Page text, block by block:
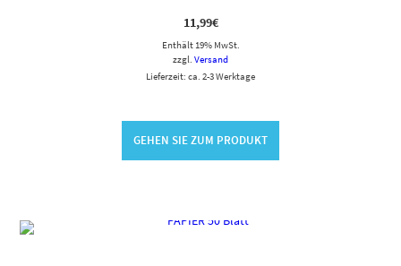
11,99€
Enthält 19% MwSt.
zzgl. Versand
Lieferzeit: ca. 2-3 Werktage
GEHEN SIE ZUM PRODUKT